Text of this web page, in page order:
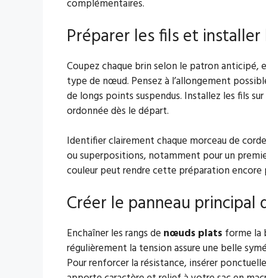
complémentaires.
Préparer les fils et
Coupez chaque brin selon le patron anticipé,
type de nœud. Pensez à l’allongement
de longs points suspendus. Installez les fils
ordonnée dès le départ.
Identifier clairement chaque morceau de
ou superpositions, notamment pour un
couleur peut rendre cette préparation encore
Créer le panneau principal
Enchaîner les rangs de nœuds plats forme la
régulièrement la tension assure une belle
Pour renforcer la résistance, insérer